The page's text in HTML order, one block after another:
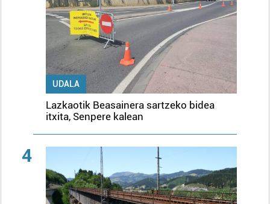
UDALA
Lazkaotik Beasainera sartzeko bidea
itxita, Senpere kalean
4